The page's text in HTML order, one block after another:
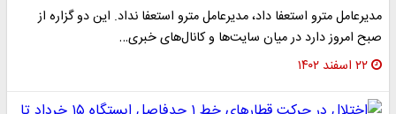
مدیرعامل مترو استعفا داد، مدیرعامل مترو استعفا نداد. این دو گزاره از
صبح امروز دارد در میان سایت‌ها و کانال‌های خبری…
۲۲ اسفند ۱۴۰۲